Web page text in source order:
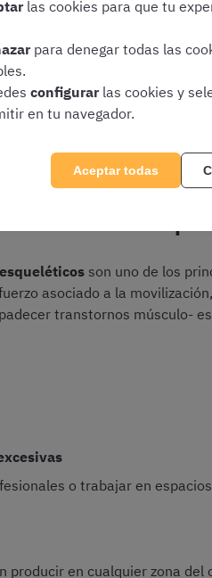
movilización y el traslado de
de
son uno de los
asociado a la
transtornos músculo-
o trabajar en
producir en cualquier zona del
las cookies para que tu
para denegar todas las
configurar las cookies y
en tu navegador.
Aceptar todas